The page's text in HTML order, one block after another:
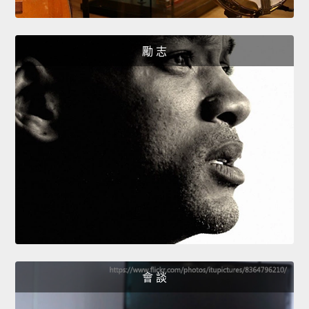
勵 志
會 談